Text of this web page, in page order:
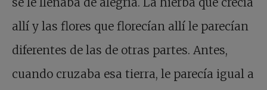
allí y las flores que florecían allí le parecían
diferentes de las de otras partes. Antes,
cuando cruzaba esa tierra, le parecía igual a